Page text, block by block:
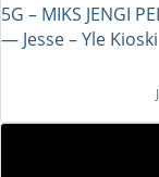
5G – MIKS JENGI
― Jesse – Yle Kioski